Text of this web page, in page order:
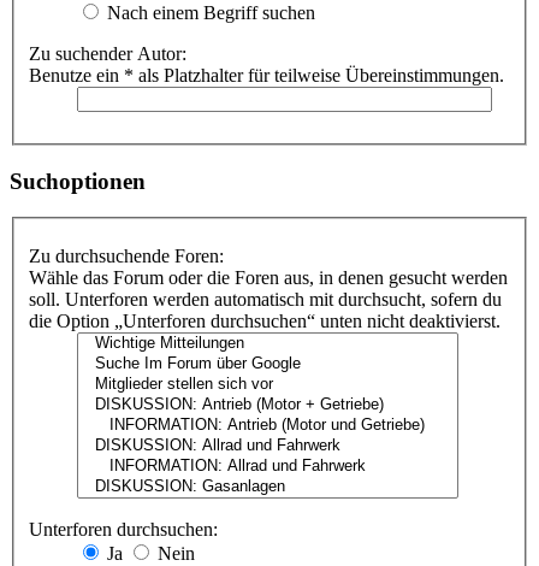
Nach einem Begriff suchen
Zu suchender Autor:
Benutze ein * als Platzhalter für teilweise Übereinstimmungen.
Suchoptionen
Zu durchsuchende Foren:
Wähle das Forum oder die Foren aus, in denen gesucht werden
soll. Unterforen werden automatisch mit durchsucht, sofern du
die Option „Unterforen durchsuchen“ unten nicht deaktivierst.
Unterforen durchsuchen:
Ja
Nein